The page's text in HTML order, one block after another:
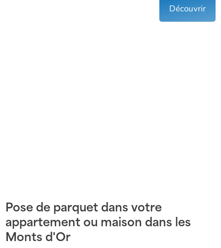
Découvrir
Pose de parquet dans votre
appartement ou maison dans les
Monts d'Or